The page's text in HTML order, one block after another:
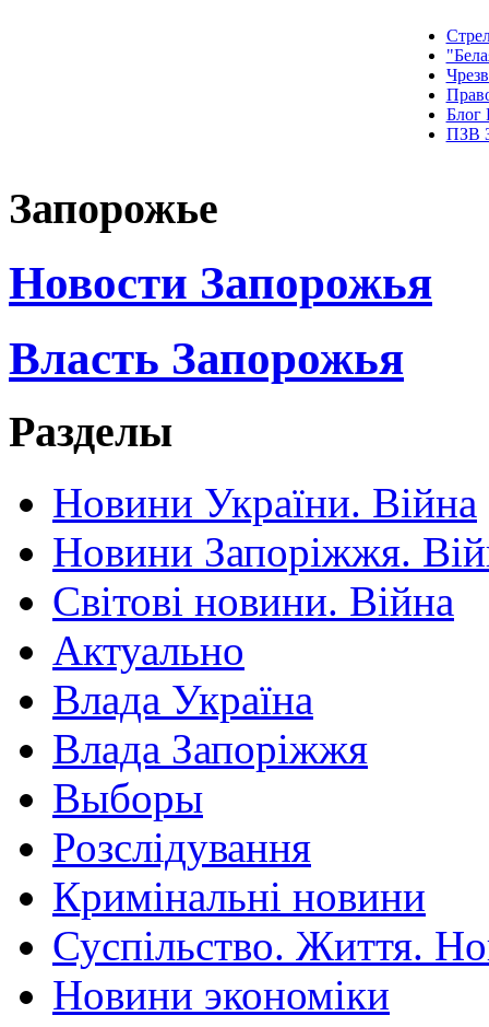
Блог
ПЗВ
Запорожье
Новости Запорожья
Власть Запорожья
Разделы
Новини України. Війна
Новини Запоріжжя.
Світові новини. Війна
Актуально
Влада Україна
Влада Запоріжжя
Выборы
Розслідування
Кримінальні новини
Суспільство. Життя.
Новини экономіки